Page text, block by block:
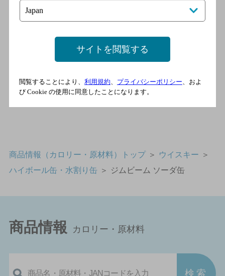
商品情報（カロリー・原材料）トップ ＞ ウイスキー ＞
ハイボール缶・水割り缶 ＞ ジムビーム ソーダ缶
商品情報 カロリー・原材料
サイトを閲覧する
閲覧することにより、 利用規約 プライバシーポリシー 、およ
び Cookie の使用に同意したことになります。